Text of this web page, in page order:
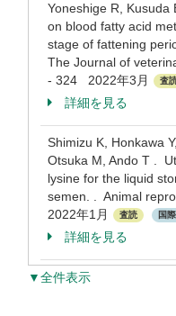
Yoneshige R,
on blood fatty acid
stage of fattening
The Journal of
- 324 2022年3月
査
詳細を見る
Shimizu K, Honkawa
Otsuka M, Ando T .
lysine for the liquid
semen. . Animal
2022年1月
査読 国
詳細を見る
▼全件表示